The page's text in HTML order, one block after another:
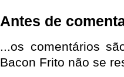
Antes de
...os comentários
Bacon Frito não se